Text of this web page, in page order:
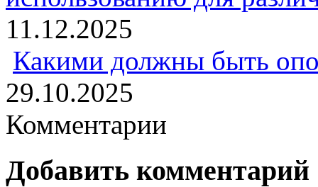
11.12.2025
Какими должны быть
29.10.2025
Комментарии
Добавить комментарий